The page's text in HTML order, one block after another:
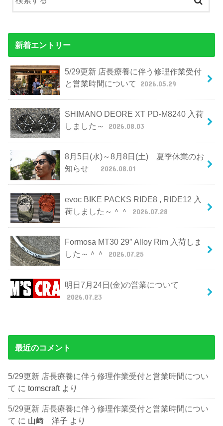
新着エントリー
5/29更新 店長療養に伴う修理作業受付
と営業時間について
2026.05.29
SHIMANO DEORE XT PD-M8240 入荷
しました～
2026.08.03
8月5日(水)～8月8日(土) 夏季休業のお
知らせ
2026.08.01
evoc BIKE PACKS RIDE8 , RIDE12 入
荷しました～＾＾
2026.07.28
Formosa MT30 29″ Alloy Rim 入荷しま
した～＾＾
2026.07.25
明日7月24日(金)の営業について
2026.07.23
最近のコメント
5/29更新 店長療養に伴う修理作業受付と営業時間につい
て にtomscraftより
5/29更新 店長療養に伴う修理作業受付と営業時間につい
て に 山﨑 洋子 より